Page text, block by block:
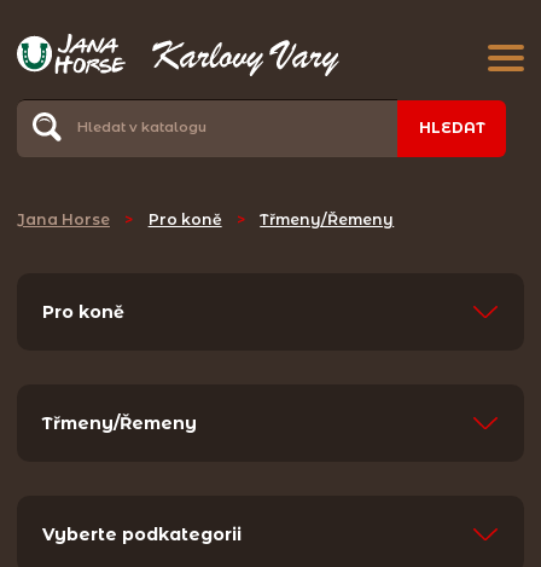
HLEDAT
Jana Horse > Pro koně > Třmeny/Řemeny
Pro koně
Třmeny/Řemeny
Vyberte podkategorii